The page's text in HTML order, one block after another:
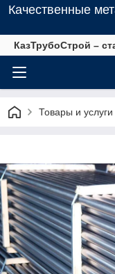
Качественные
КазТрубоСтрой –
Товары и услуги